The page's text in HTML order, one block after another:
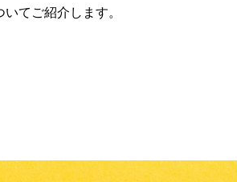
てご紹介します。